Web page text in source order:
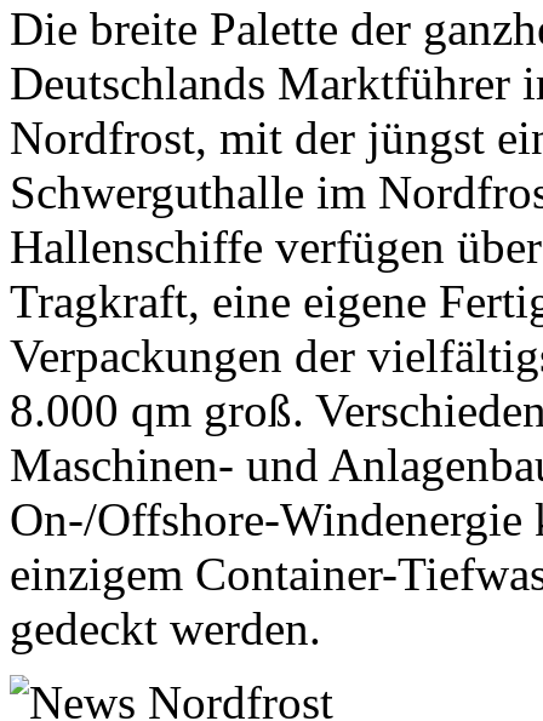
Die breite Palette der
Deutschlands Marktführer
Nordfrost, mit der jüngst
Schwerguthalle im
Hallenschiffe verfügen
Tragkraft, eine eigene
Verpackungen der
8.000 qm groß.
Maschinen- und
On-/Offshore-Windenergie
einzigem Container-
gedeckt werden.